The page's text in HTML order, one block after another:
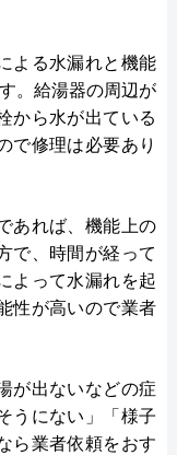
よる水漏れと機能
。給湯器の周辺が
から水が出ている
で修理は必要あり
あれば、機能上の
で、時間が経って
よって水漏れを起
性が高いので業者
が出ないなどの症
うにない」「様子
ら業者依頼をおす